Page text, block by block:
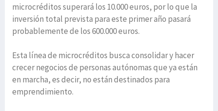
microcréditos superará los 10.000 euros, por lo que la
inversión total prevista para este primer año pasará
probablemente de los 600.000 euros.
Esta línea de microcréditos busca consolidar y hacer
crecer negocios de personas autónomas que ya están
en marcha, es decir, no están destinados para
emprendimiento.